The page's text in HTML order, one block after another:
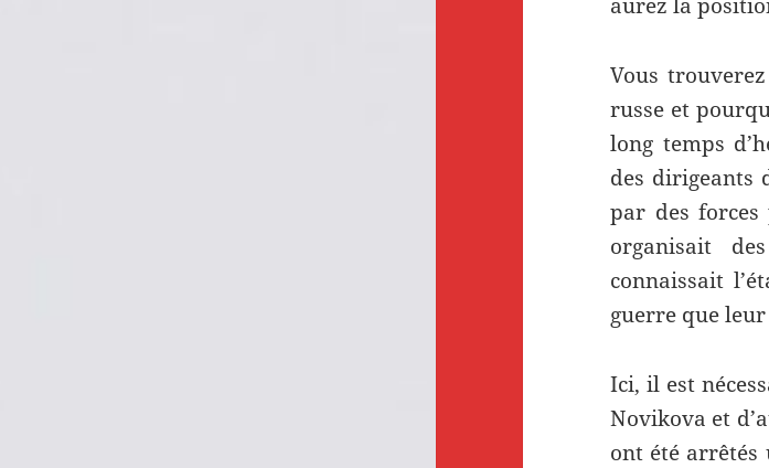
Vous
russe et
long temps
des dirigeants
par des forces
organisait
connaissait
guerre que
Ici, il est
Novikova et
ont été arrêtés